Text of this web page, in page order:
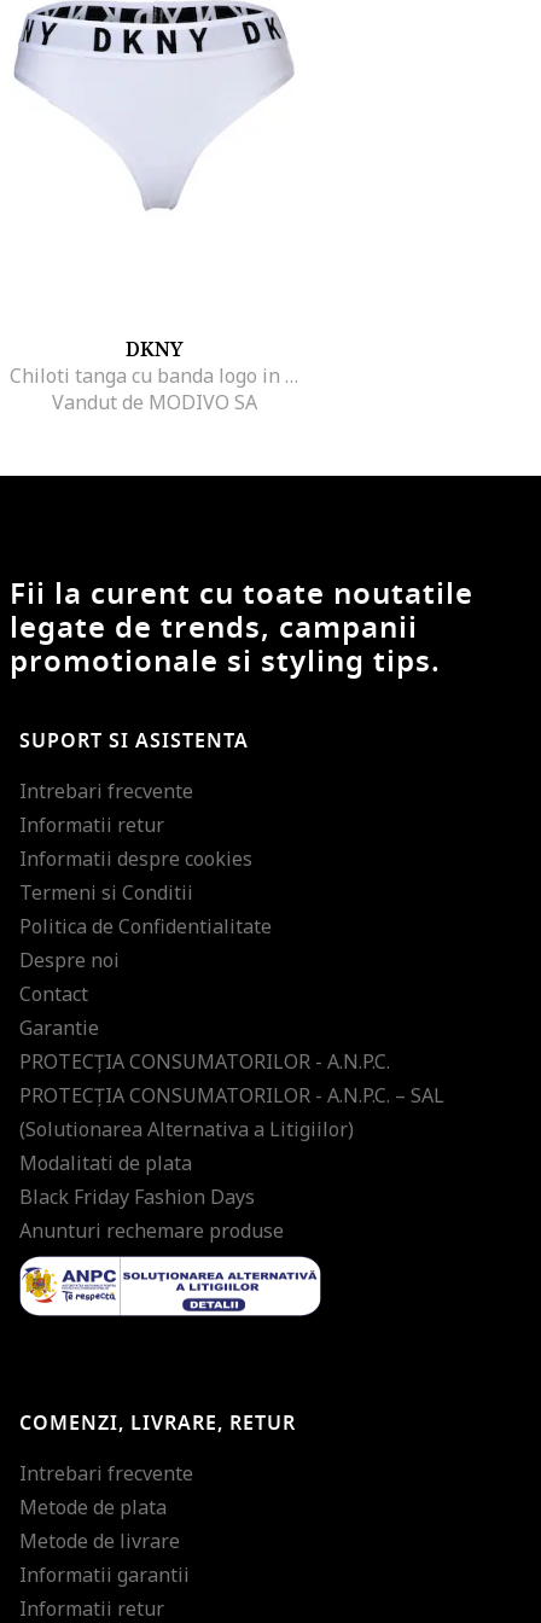
DKNY
Chiloti tanga cu banda logo in talie, Alb
Vandut de MODIVO SA
Fii la curent cu toate noutatile
legate de trends, campanii
promotionale si styling tips.
SUPORT SI ASISTENTA
Intrebari frecvente
Informatii retur
Informatii despre cookies
Termeni si Conditii
Politica de Confidentialitate
Despre noi
Contact
Garantie
PROTECŢIA CONSUMATORILOR - A.N.P.C.
PROTECŢIA CONSUMATORILOR - A.N.P.C. – SAL
(Solutionarea Alternativa a Litigiilor)
Modalitati de plata
Black Friday Fashion Days
Anunturi rechemare produse
COMENZI, LIVRARE, RETUR
Intrebari frecvente
Metode de plata
Metode de livrare
Informatii garantii
Informatii retur